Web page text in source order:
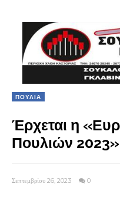
ΠΟΥΛΙΑ
Έρχεται η
Πουλιών
Σεπτεμβρίου 26, 2023 0